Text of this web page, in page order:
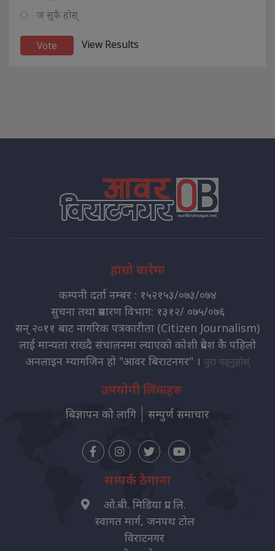
ज सुकै होस्
View Results
हाम्रो बारेमा
कम्पनी दर्ता नम्बर : १५२१५३/०७३/०७४
सुचना तथा प्रसारण विभाग: १३१२/ ०७५/०७६
सन् २०११ बाट नागरिक पत्रकारीता (Citizen Journalism)
लाई मान्यता राख्दै संचालनमा ल्याएको कोशी प्रदेश कै पहिलो
अनलाइन म्यागजिन हो "आवर बिराटनगर" । पुरा पढ्नुहोस्
उपयोगी लिंकहरु
बिज्ञापन को लागि सम्पुर्ण समाचार
सम्पर्क ठेगाना
ओ.बी. मिडिया प्रा. लि.
स्वागत मार्ग, जनपथ टोल
विराटनगर